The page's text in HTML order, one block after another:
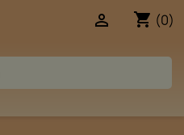
shopping_cart (0)
